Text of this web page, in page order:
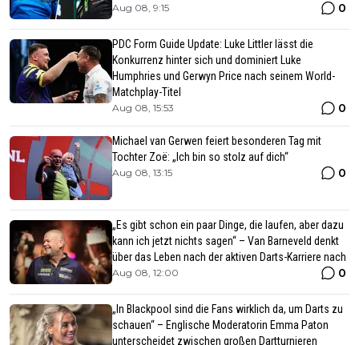
Aug 08, 9:15 0
PDC Form Guide Update: Luke Littler lässt die
Konkurrenz hinter sich und dominiert Luke
Humphries und Gerwyn Price nach seinem World-
Matchplay-Titel
Aug 08, 15:53 0
Michael van Gerwen feiert besonderen Tag mit
Tochter Zoë: „Ich bin so stolz auf dich“
Aug 08, 13:15 0
„Es gibt schon ein paar Dinge, die laufen, aber dazu
kann ich jetzt nichts sagen“ – Van Barneveld denkt
über das Leben nach der aktiven Darts-Karriere nach
Aug 08, 12:00 0
„In Blackpool sind die Fans wirklich da, um Darts zu
schauen“ – Englische Moderatorin Emma Paton
unterscheidet zwischen großen Dartturnieren